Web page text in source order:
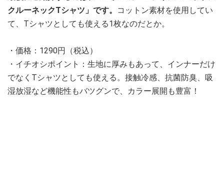
クルーネックTシャツ」です。
コットン素材を使用してい
て、Tシャツとしても使える1枚なのだとか。
・価格：1290円（税込）
・イチオシポイント：生地に厚みもあって、インナーだけ
でなくTシャツとしても使える。接触冷感、抗菌防臭、吸
湿放湿など機能性もバツグンで、カラー展開も豊富！